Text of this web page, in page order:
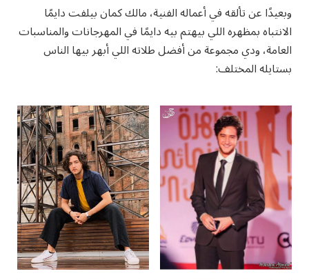
وبعيدًا عن تألقه في أعماله الفنية، مالك كمان بيلفت دايمًا
الانتباه بمظهره اللي بيهتم بيه دايمًا في المهرجانات والمناسبات
العامة، ودي مجموعة من أفضل طلاته اللي أبهر بيها الناس
بستايله المختلف: